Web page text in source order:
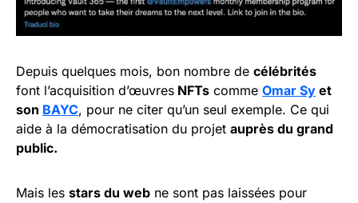
Depuis quelques mois, bon nombre de célébrités
font l’acquisition d’œuvres NFTs comme Omar Sy et
son BAYC, pour ne citer qu’un seul exemple. Ce qui
aide à la démocratisation du projet auprès du grand
public.
Mais les stars du web ne sont pas laissées pour